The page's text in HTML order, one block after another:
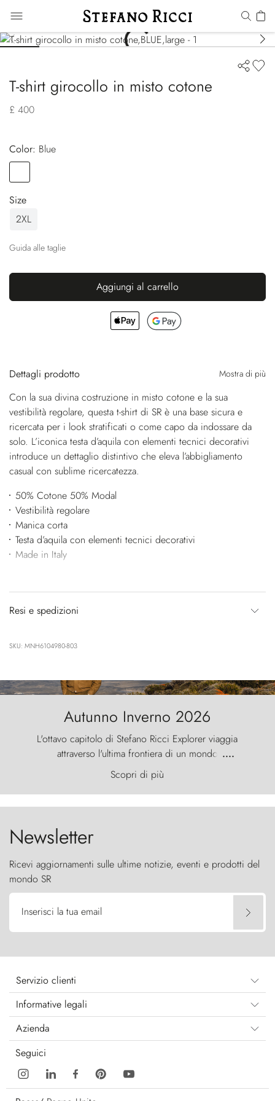
T-shirt girocollo in misto cotone
£ 400
Color:
blue
Size
2XL
Guida alle taglie
Aggiungi al carrello
Dettagli prodotto Mostra di più
Con la sua divina costruzione in misto cotone e la sua
vestibilità regolare, questa t-shirt di SR è una base sicura e
ricercata per i look stratificati o come capo da indossare da
solo. L’iconica testa d’aquila con elementi tecnici decorativi
introduce un dettaglio distintivo che eleva l’abbigliamento
casual con sublime ricercatezza.
50% Cotone 50% Modal
Vestibilità regolare
Manica corta
Testa d’aquila con elementi tecnici decorativi
Made in Italy
Resi e spedizioni
SKU: MNH6104980-803
Autunno Inverno 2026
L'ottavo capitolo di Stefano Ricci Explorer viaggia
attraverso l'ultima frontiera di un mondo
primordiale, dove il vento scolpisce la natura con
furia ancestrale e le Torres del Paine sfidano il
cielo come sentinelle di pietra.
....
Scopri di più
Newsletter
Ricevi aggiornamenti sulle ultime notizie, eventi e prodotti del
mondo SR
Inserisci la tua email
Servizio clienti
Informative legali
Azienda
Seguici